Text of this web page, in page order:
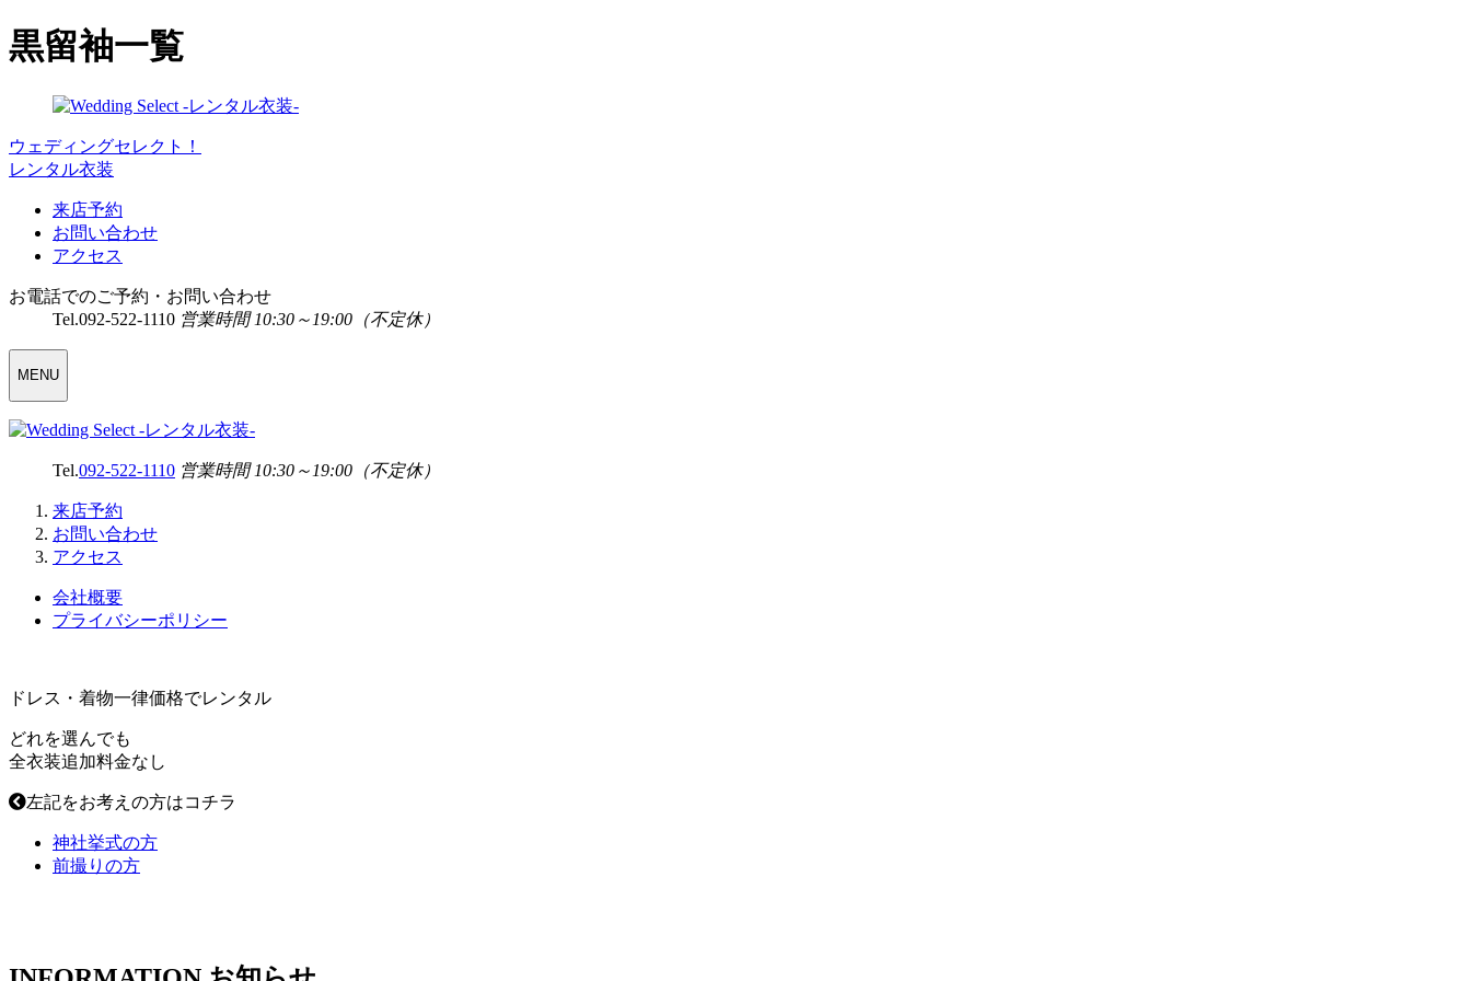
黒留袖一覧
ウェディングセレクト！
レンタル衣装
来店予約
お問い合わせ
アクセス
お電話でのご予約・お問い合わせ
Tel.092-522-1110 営業時間 10:30～19:00（不定休）
SELECT
MENU
Tel.092-522-1110 営業時間 10:30～19:00（不定休）
来店予約
お問い合わせ
アクセス
会社概要
プライバシーポリシー
ドレス・着物一律価格でレンタル
どれを選んでも
全衣装追加料金なし
左記をお考えの方はコチラ
神社挙式の方
前撮りの方